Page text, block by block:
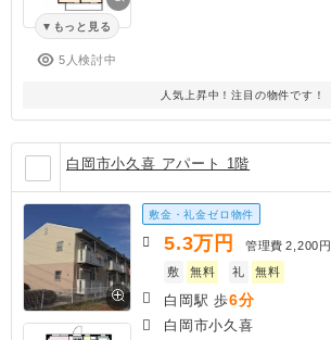
もっと見る
5人検討中
人気上昇中！注目の物件です！
白岡市小久喜 アパート 1階
敷金・礼金ゼロ物件
5.3万円 管理費 2,200円
敷
無料 礼 無料
白岡駅 歩6分
白岡市小久喜